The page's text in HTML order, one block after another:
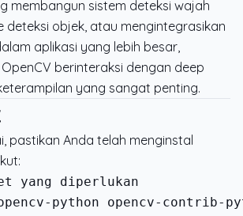
membangun sistem deteksi wajah
deteksi objek, atau mengintegrasikan
aplikasi yang lebih besar,
berinteraksi dengan deep
yang sangat penting.
pastikan Anda telah menginstal
python opencv-contrib-